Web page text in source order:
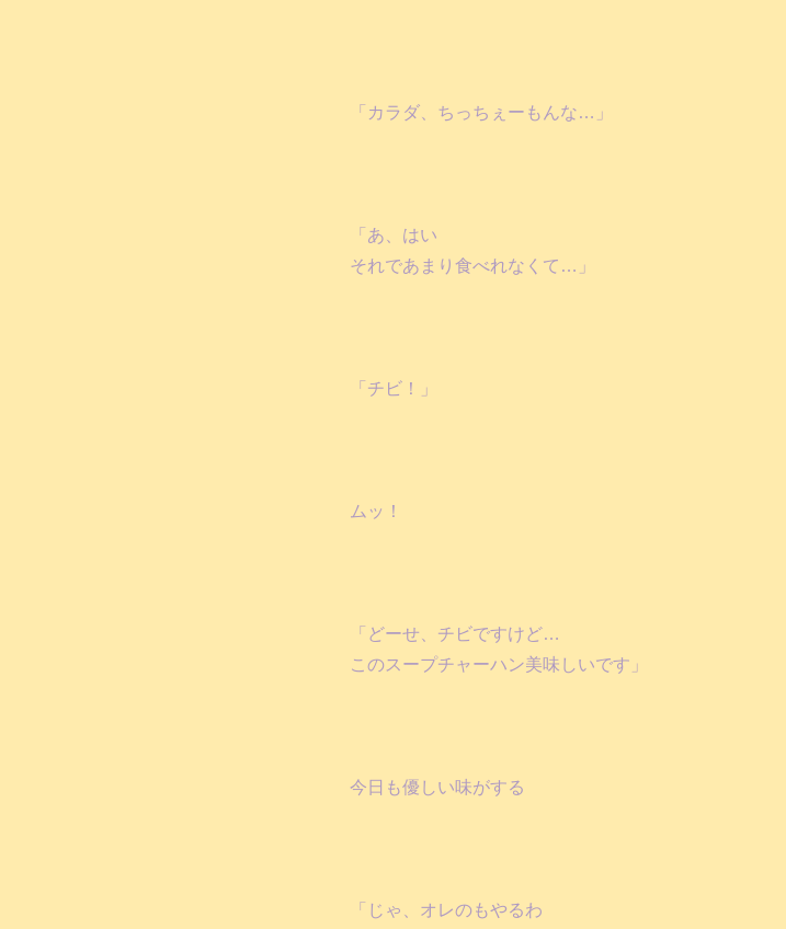
「カラダ、ちっちぇーもんな…」
「あ、はい
それであまり食べれなくて…」
「チビ！」
ムッ！
「どーせ、チビですけど…
このスープチャーハン美味しいです」
今日も優しい味がする
「じゃ、オレのもやるわ